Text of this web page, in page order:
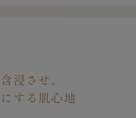
浸させ、
する肌心地